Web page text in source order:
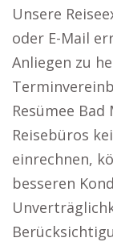
Unsere
oder E-Mail
Anliegen zu
Resümee
Reisebüros
einrechnen,
besseren